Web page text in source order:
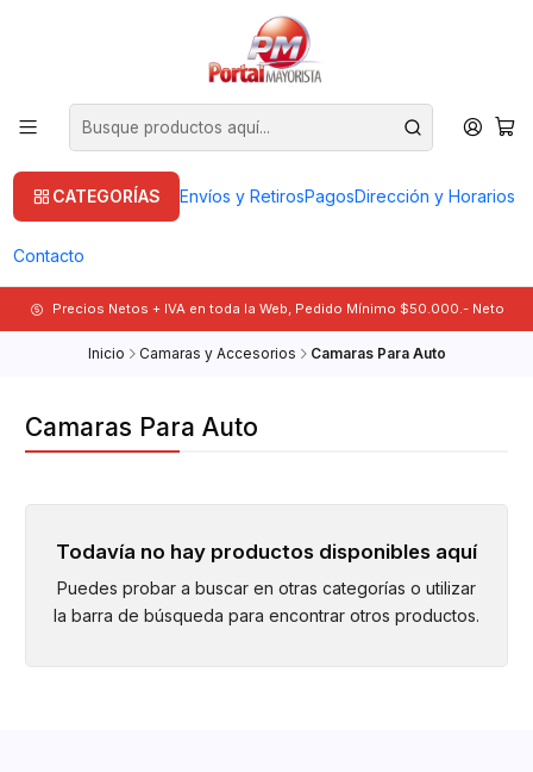
CATEGORÍAS Envíos y RetirosPagosDirección y Horarios
Contacto
Precios Netos + IVA en toda la Web, Pedido Mínimo $50.000.- Neto
Inicio Camaras y Accesorios Camaras Para Auto
Camaras Para Auto
Todavía no hay productos disponibles aquí
Puedes probar a buscar en otras categorías o utilizar
la barra de búsqueda para encontrar otros productos.